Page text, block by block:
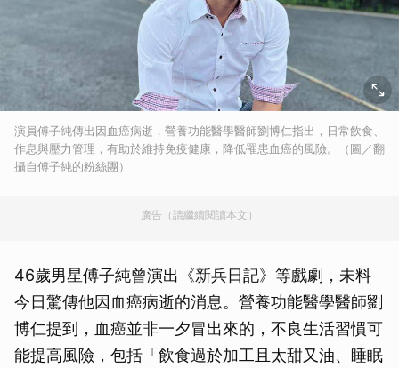
演員傅子純傳出因血癌病逝，營養功能醫學醫師劉博仁指出，日常飲食、
作息與壓力管理，有助於維持免疫健康，降低罹患血癌的風險。（圖／翻
攝自傅子純的粉絲團）
廣告（請繼續閱讀本文）
46歲男星傅子純曾演出《新兵日記》等戲劇，未料
今日驚傳他因血癌病逝的消息。營養功能醫學醫師劉
博仁提到，血癌並非一夕冒出來的，不良生活習慣可
能提高風險，包括「飲食過於加工且太甜又油、睡眠